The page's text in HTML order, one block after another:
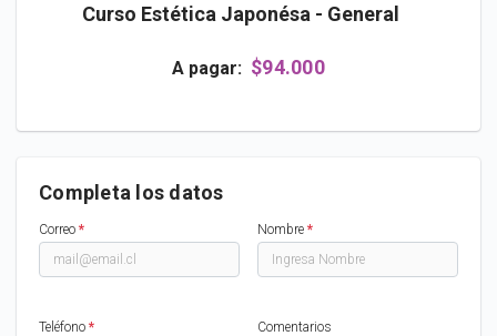
Curso Estética Japonésa - General
A pagar: $94.000
Completa los datos
Correo * Nombre *
Teléfono * Comentarios